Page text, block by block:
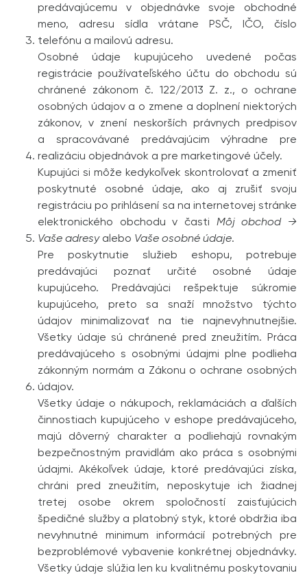
predávajúcemu v objednávke svoje obchodné
meno, adresu sídla vrátane PSČ, IČO, číslo
telefónu a mailovú adresu.
Osobné údaje kupujúceho uvedené počas
registrácie používateľského účtu do obchodu sú
chránené zákonom č. 122/2013 Z. z., o ochrane
osobných údajov a o zmene a doplnení niektorých
zákonov, v znení neskorších právnych predpisov
a spracovávané predávajúcim výhradne pre
realizáciu objednávok a pre marketingové účely.
Kupujúci si môže kedykoľvek skontrolovať a zmeniť
poskytnuté osobné údaje, ako aj zrušiť svoju
registráciu po prihlásení sa na internetovej stránke
elektronického obchodu v časti Môj obchod →
Vaše adresyalebo Vaše osobné údaje.
Pre poskytnutie služieb eshopu, potrebuje
predávajúci poznať určité osobné údaje
kupujúceho. Predávajúci rešpektuje súkromie
kupujúceho, preto sa snaží množstvo týchto
údajov minimalizovať na tie najnevyhnutnejšie.
Všetky údaje sú chránené pred zneužitím. Práca
predávajúceho s osobnými údajmi plne podlieha
zákonným normám a Zákonu o ochrane osobných
údajov.
Všetky údaje o nákupoch, reklamáciách a ďalších
činnostiach kupujúceho v eshope predávajúceho,
majú dôverný charakter a podliehajú rovnakým
bezpečnostným pravidlám ako práca s osobnými
údajmi. Akékoľvek údaje, ktoré predávajúci získa,
chráni pred zneužitím, neposkytuje ich žiadnej
tretej osobe okrem spoločností zaisťujúcich
špedičné služby a platobný styk, ktoré obdržia iba
nevyhnutné minimum informácií potrebných pre
bezproblémové vybavenie konkrétnej objednávky.
Všetky údaje slúžia len ku kvalitnému poskytovaniu